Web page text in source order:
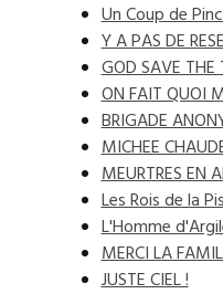
Un Coup de
Y A PAS DE
GOD SAVE THE
ON FAIT QUOI
BRIGADE
MICHEE
MEURTRES EN
Les Rois de la
L'Homme
MERCI LA
JUSTE CIEL !